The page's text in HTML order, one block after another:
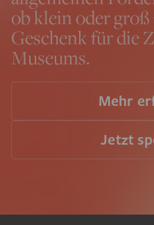
ob klein oder
Geschenk für die
Museums.
Mehr
Jetzt